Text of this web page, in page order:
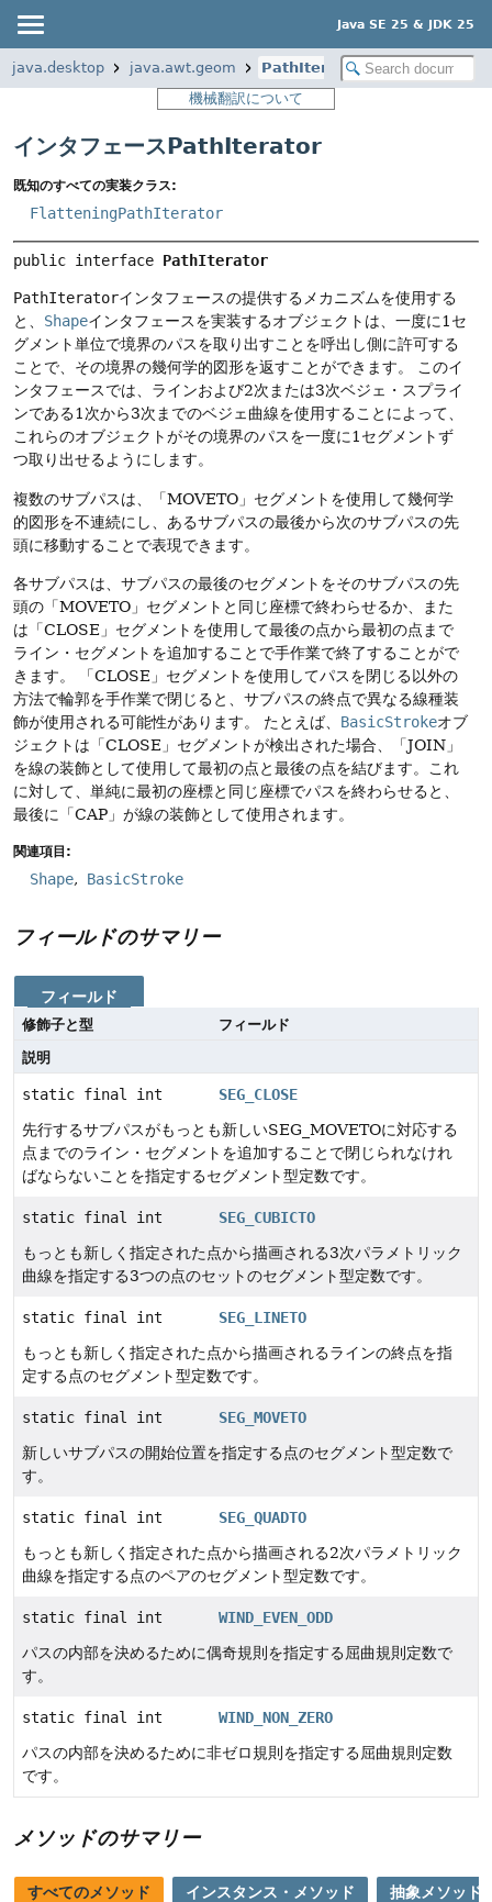
Java SE 25 & JDK 25
java.desktop java.awt.geom
PathIterator
機械翻訳について
インタフェースPathIterator
既知のすべての実装クラス:
FlatteningPathIterator
public interface PathIterator
PathIteratorインタフェースの提供するメカニズムを使用する
と、 Shapeインタフェースを実装するオブジェクトは、一度に1セ
グメント単位で境界のパスを取り出すことを呼出し側に許可する
ことで、その境界の幾何学的図形を返すことができます。
このイ
ンタフェースでは、ラインおよび2次または3次ベジェ・スプライ
ンである1次から3次までのベジェ曲線を使用することによって、
これらのオブジェクトがその境界のパスを一度に1セグメントず
つ取り出せるようにします。
複数のサブパスは、「MOVETO」セグメントを使用して幾何学
的図形を不連続にし、あるサブパスの最後から次のサブパスの先
頭に移動することで表現できます。
各サブパスは、サブパスの最後のセグメントをそのサブパスの先
頭の「MOVETO」セグメントと同じ座標で終わらせるか、また
は「CLOSE」セグメントを使用して最後の点から最初の点まで
ライン・セグメントを追加することで手作業で終了することがで
きます。
「CLOSE」セグメントを使用してパスを閉じる以外の
方法で輪郭を手作業で閉じると、サブパスの終点で異なる線種装
飾が使用される可能性があります。
たとえば、 BasicStrokeオブ
ジェクトは「CLOSE」セグメントが検出された場合、「JOIN」
を線の装飾として使用して最初の点と最後の点を結びます。これ
に対して、単純に最初の座標と同じ座標でパスを終わらせると、
最後に「CAP」が線の装飾として使用されます。
関連項目:
Shape BasicStroke
フィールドのサマリー
フィールド
修飾子と型
フィールド
説明
static final int
SEG_CLOSE
先行するサブパスがもっとも新しいSEG_MOVETOに対応する
点までのライン・セグメントを追加することで閉じられなけれ
ばならないことを指定するセグメント型定数です。
static final int
SEG_CUBICTO
もっとも新しく指定された点から描画される3次パラメトリック
曲線を指定する3つの点のセットのセグメント型定数です。
static final int
SEG_LINETO
もっとも新しく指定された点から描画されるラインの終点を指
定する点のセグメント型定数です。
static final int
SEG_MOVETO
新しいサブパスの開始位置を指定する点のセグメント型定数で
す。
static final int
SEG_QUADTO
もっとも新しく指定された点から描画される2次パラメトリック
曲線を指定する点のペアのセグメント型定数です。
static final int
WIND_EVEN_ODD
パスの内部を決めるために偶奇規則を指定する屈曲規則定数で
す。
static final int
WIND_NON_ZERO
パスの内部を決めるために非ゼロ規則を指定する屈曲規則定数
です。
メソッドのサマリー
すべてのメソッド インスタンス・メソッド 抽象メソッド